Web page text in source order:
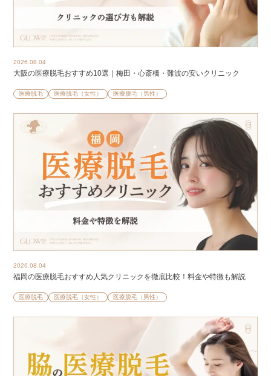
2026.08.04
大阪の医療脱毛おすすめ10選｜梅田・心斎橋・難波の安いクリニック
医療脱毛 医療脱毛（女性） 医療脱毛（男性）
2026.08.04
福岡の医療脱毛おすすめ人気クリニックを徹底比較！料金や特徴も解説
医療脱毛 医療脱毛（女性） 医療脱毛（男性）